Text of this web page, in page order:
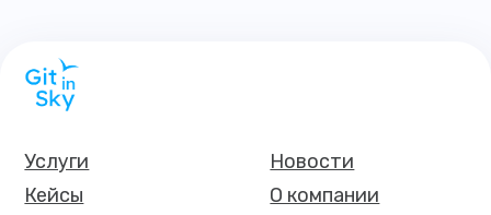
О компании
Новости
Кейсы
Услуги